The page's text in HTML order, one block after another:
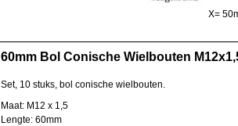
X=
60mm Bol Conische Wielbouten
Set, 10 stuks, bol conische wielbouten.
Maat: M12 x 1,5
Lengte: 60mm